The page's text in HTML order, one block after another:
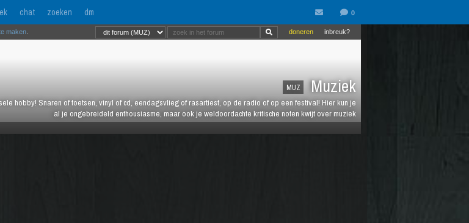
chat zoeken dm
MUZ Muziek
hobby! Snaren of toetsen, vinyl of cd, eendagsvlieg of rasartiest, op de radio of op een festival! Hier kun je
al je ongebreideld enthousiasme, maar ook je weldoordachte kritische noten kwijt over muziek
inbreuk?
doneren
maken